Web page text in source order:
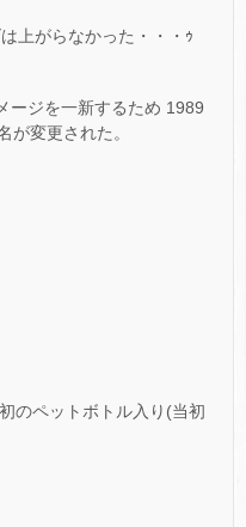
上がらなかった・・・ｩ
ージを一新するため 1989
が変更された。
のペットボトル入り(当初